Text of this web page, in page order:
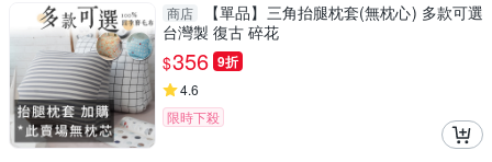
商店
【單品】三角抬腿枕套(無枕心) 多款可選
台灣製 復古 碎花
$356 9折
4.6
限時下殺